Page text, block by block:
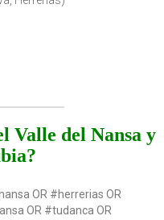
Valle del Nansa y
OR #herrerias OR
OR #tudanca OR